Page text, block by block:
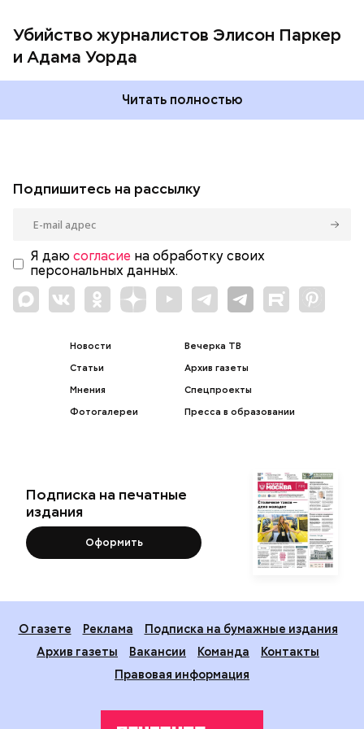
Убийство журналистов Элисон Паркер
и Адама Уорда
Читать полностью
Подпишитесь на рассылку
Я даю согласие на обработку своих
персональных данных.
Новости
Статьи
Мнения
Фотогалереи
Вечерка ТВ
Архив газеты
Спецпроекты
Пресса в образовании
Подписка на печатные
издания
Оформить
О газете Реклама
Подписка на бумажные издания
Архив газеты
Вакансии Команда
Контакты
Правовая информация